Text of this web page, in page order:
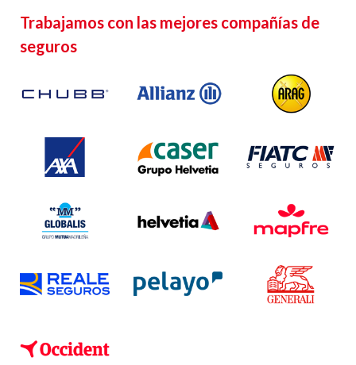
Trabajamos con las mejores compañías de
seguros